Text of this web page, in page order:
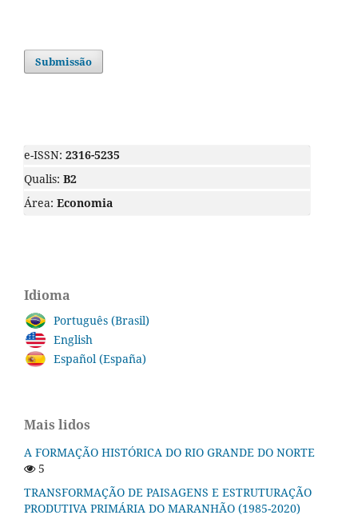
Submissão
e-ISSN: 2316-5235
Qualis: B2
Área: Economia
Idioma
Português (Brasil)
English
Español (España)
Mais lidos
A FORMAÇÃO HISTÓRICA DO RIO GRANDE DO NORTE
5
TRANSFORMAÇÃO DE PAISAGENS E ESTRUTURAÇÃO
PRODUTIVA PRIMÁRIA DO MARANHÃO (1985-2020)